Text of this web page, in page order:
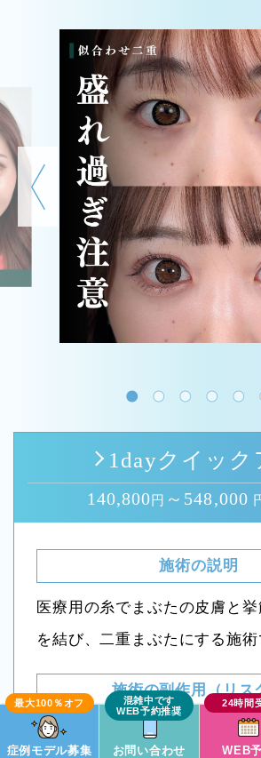
1dayクイック
140,800円 ～548,000
施術の説明
医療用の糸でまぶたの皮膚と
を結び、二重まぶたにする施術
施術の副作用（リス
腫れ・痛み・内出血：2日～2週
症例モデル募集 お問い合わせ WEB